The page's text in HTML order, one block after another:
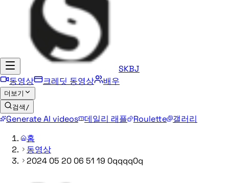
SKBJ
동영상
크레딧 동영상 배우
더보기
검색 /
Generate AI videos 데일리 래플 Roulette
갤러리
홈
동영상
2024 05 20 06 51 19 0qqqq0q